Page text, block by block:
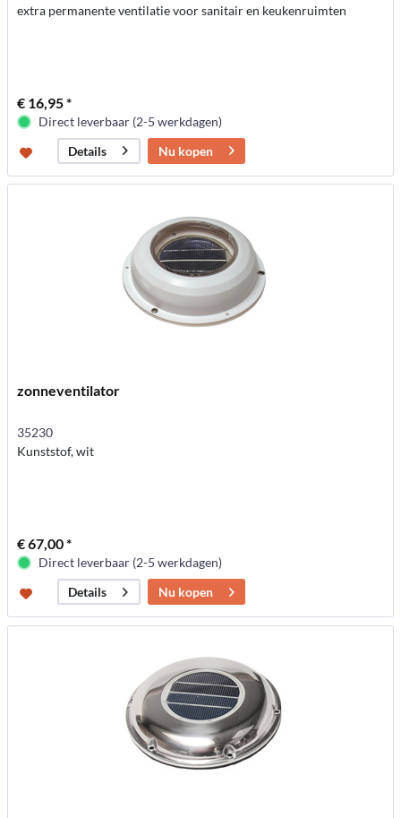
extra permanente ventilatie voor sanitair en keukenruimten
€ 16,95 *
Direct leverbaar (2-5 werkdagen)
Details
Nu kopen
zonneventilator
35230
Kunststof, wit
€ 67,00 *
Direct leverbaar (2-5 werkdagen)
Details
Nu kopen